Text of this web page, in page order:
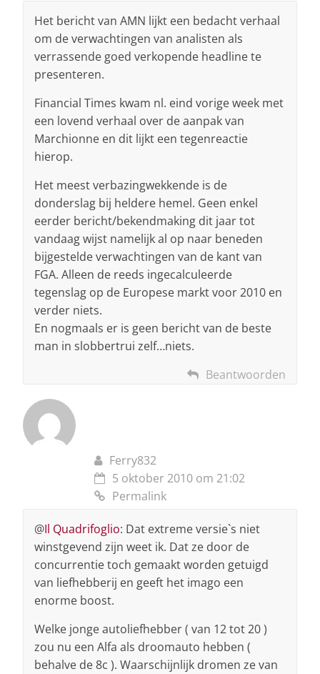
Het bericht van AMN lijkt een bedacht verhaal
om de verwachtingen van analisten als
verrassende goed verkopende headline te
presenteren.
Financial Times kwam nl. eind vorige week met
een lovend verhaal over de aanpak van
Marchionne en dit lijkt een tegenreactie
hierop.
Het meest verbazingwekkende is de
donderslag bij heldere hemel. Geen enkel
eerder bericht/bekendmaking dit jaar tot
vandaag wijst namelijk al op naar beneden
bijgestelde verwachtingen van de kant van
FGA. Alleen de reeds ingecalculeerde
tegenslag op de Europese markt voor 2010 en
verder niets.
En nogmaals er is geen bericht van de beste
man in slobbertrui zelf…niets.
Beantwoorden
Ferry832
5 oktober 2010 om 21:02
Permalink
@Il Quadrifoglio: Dat extreme versie`s niet
winstgevend zijn weet ik. Dat ze door de
concurrentie toch gemaakt worden getuigd
van liefhebberij en geeft het imago een
enorme boost.
Welke jonge autoliefhebber ( van 12 tot 20 )
zou nu een Alfa als droomauto hebben (
behalve de 8c ). Waarschijnlijk dromen ze van